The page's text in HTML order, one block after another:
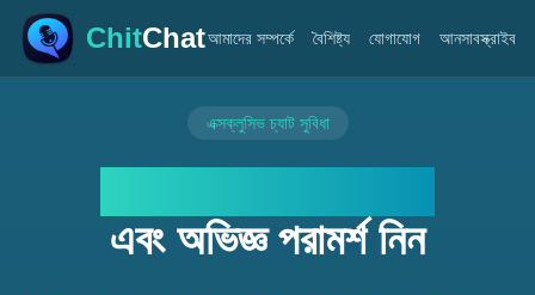
ChitChatআমাদের সম্পর্কে বৈশিষ্ট্য যোগাযোগ আনসাবস্ক্রাইব
এক্সক্লুসিভ চ্যাট সুবিধা
এবং অভিজ্ঞ পরামর্শ নিন